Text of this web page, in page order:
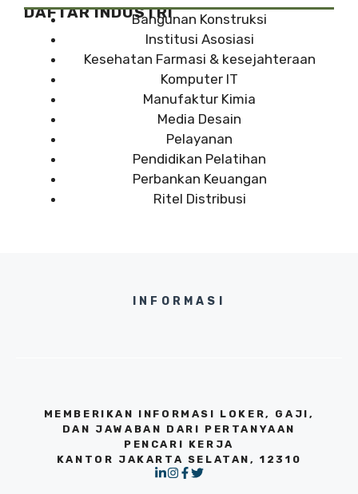
DAFTAR INDUSTRIBangunan Konstruksi
Institusi Asosiasi
Kesehatan Farmasi & kesejahteraan
Komputer IT
Manufaktur Kimia
Media Desain
Pelayanan
Pendidikan Pelatihan
Perbankan Keuangan
Ritel Distribusi
INFORMASI
MEMBERIKAN INFORMASI LOKER, GAJI,
DAN JAWABAN DARI PERTANYAAN
PENCARI KERJA
KANTOR JAKARTA SELATAN, 12310